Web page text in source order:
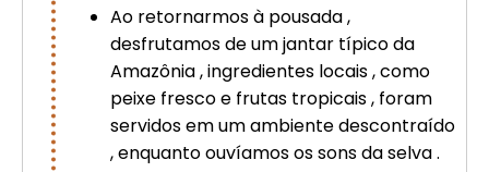
Ao retornarmos à pousada ,
desfrutamos de um jantar típico da
Amazônia , ingredientes locais , como
peixe fresco e frutas tropicais , foram
servidos em um ambiente descontraído
, enquanto ouvíamos os sons da selva .